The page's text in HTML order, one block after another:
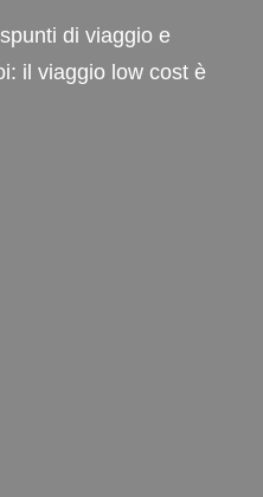
di viaggio e
il viaggio low cost è